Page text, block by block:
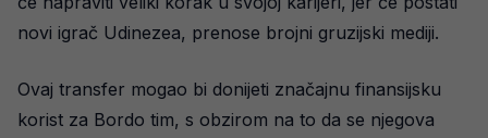
novi igrač Udinezea, prenose brojni gruzijski mediji.
Ovaj transfer mogao bi donijeti značajnu finansijsku
korist za Bordo tim, s obzirom na to da se njegova